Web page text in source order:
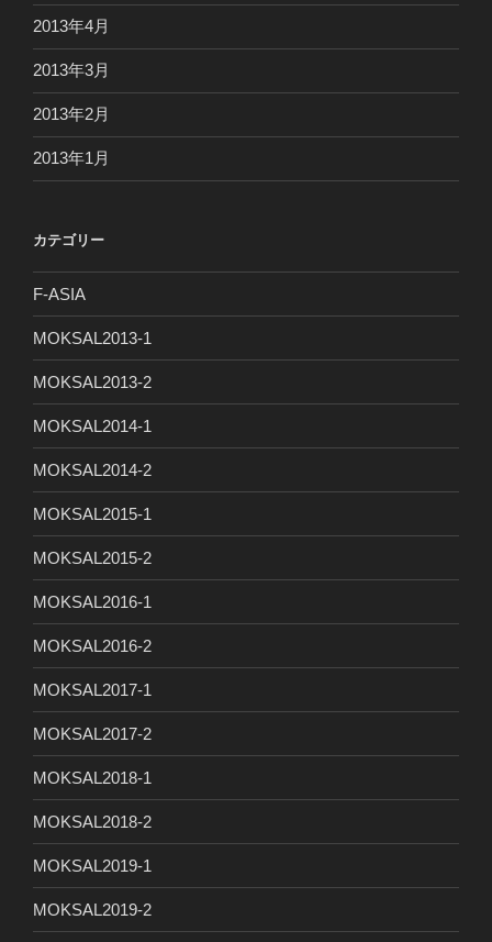
2013年4月
2013年3月
2013年2月
2013年1月
カテゴリー
F-ASIA
MOKSAL2013-1
MOKSAL2013-2
MOKSAL2014-1
MOKSAL2014-2
MOKSAL2015-1
MOKSAL2015-2
MOKSAL2016-1
MOKSAL2016-2
MOKSAL2017-1
MOKSAL2017-2
MOKSAL2018-1
MOKSAL2018-2
MOKSAL2019-1
MOKSAL2019-2